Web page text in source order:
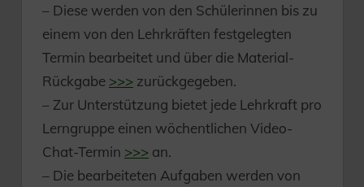
– Diese werden von den Schülerinnen bis zu
einem von den Lehrkräften festgelegten
Termin bearbeitet und über die Material-
Rückgabe >>> zurückgegeben.
– Zur Unterstützung bietet jede Lehrkraft pro
Lerngruppe einen wöchentlichen Video-
Chat-Termin >>> an.
– Die bearbeiteten Aufgaben werden von